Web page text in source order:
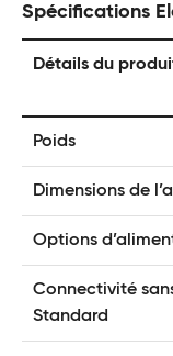
Spécifications
Détails du
Poids
Dimensions de
Options
Connectivité
Standard